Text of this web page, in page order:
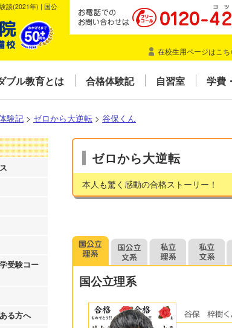
談(2021年) | 国公
在校生用ページはこち
ブル教育とは 合格体験記 自習室 学費
験記 > ゼロから大逆転 > 谷保くん
受験コー
る方へ
ゼロから大逆転
本人も驚く感動の合格ストーリー！
国公立理系